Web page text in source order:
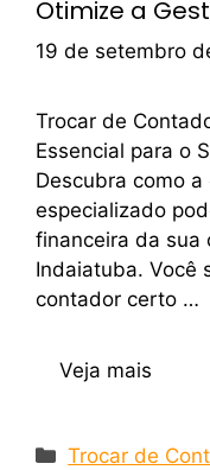
Otimize a
19 de setembro
Trocar de
Essencial para o
Descubra como
especializado
financeira da sua
Indaiatuba. Você
contador certo …
Veja mais
Trocar de